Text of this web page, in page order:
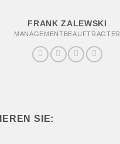
FRANK ZALEWSKI
MANAGEMENTBEAUFTRAGTER
SIE: